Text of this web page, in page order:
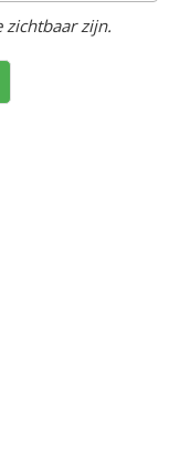
zichtbaar zijn.